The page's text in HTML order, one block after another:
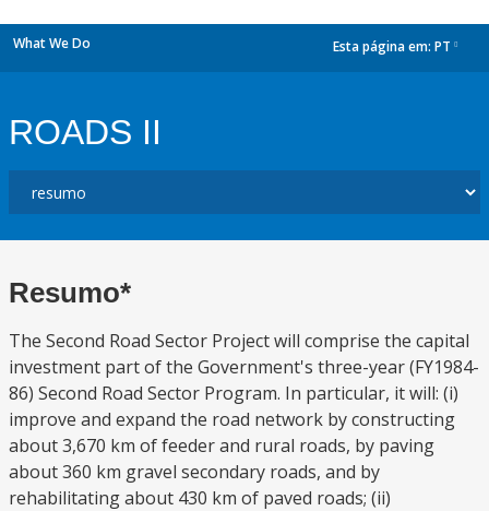
What We Do Esta página em: PT
ROADS II
Resumo*
The Second Road Sector Project will comprise the capital
investment part of the Government's three-year (FY1984-
86) Second Road Sector Program. In particular, it will: (i)
improve and expand the road network by constructing
about 3,670 km of feeder and rural roads, by paving
about 360 km gravel secondary roads, and by
rehabilitating about 430 km of paved roads; (ii)